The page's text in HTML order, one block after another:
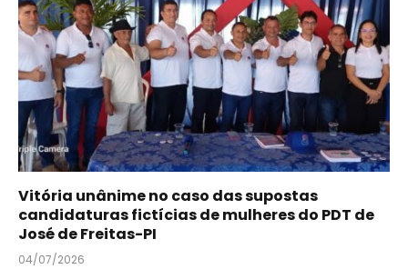
Vitória unânime no caso das supostas
candidaturas fictícias de mulheres do PDT de
José de Freitas-PI
04/07/2026